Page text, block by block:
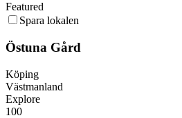
Featured
Spara lokalen
Östuna Gård
Köping
Västmanland
Explore
100